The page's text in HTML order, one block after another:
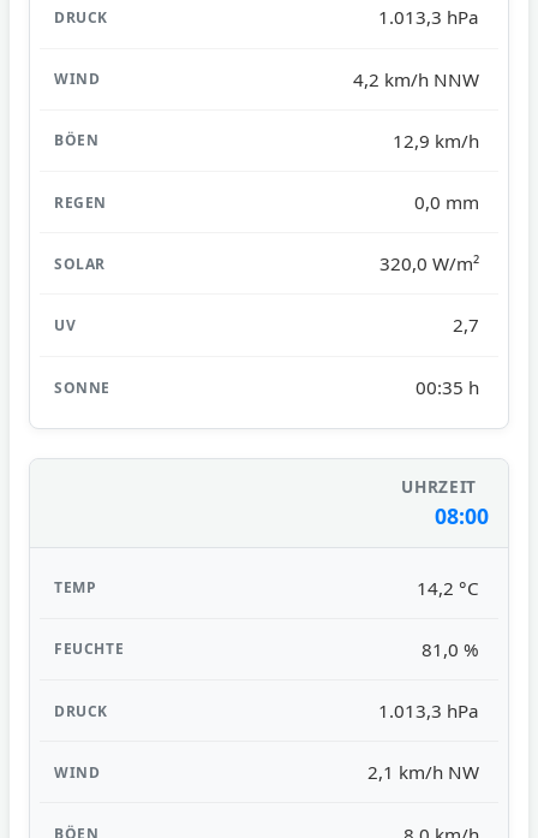
1.013,3 hPa
4,2 km/h NNW
12,9 km/h
0,0 mm
320,0 W/m²
2,7
00:35 h
08:00
14,2 °C
81,0 %
1.013,3 hPa
2,1 km/h NW